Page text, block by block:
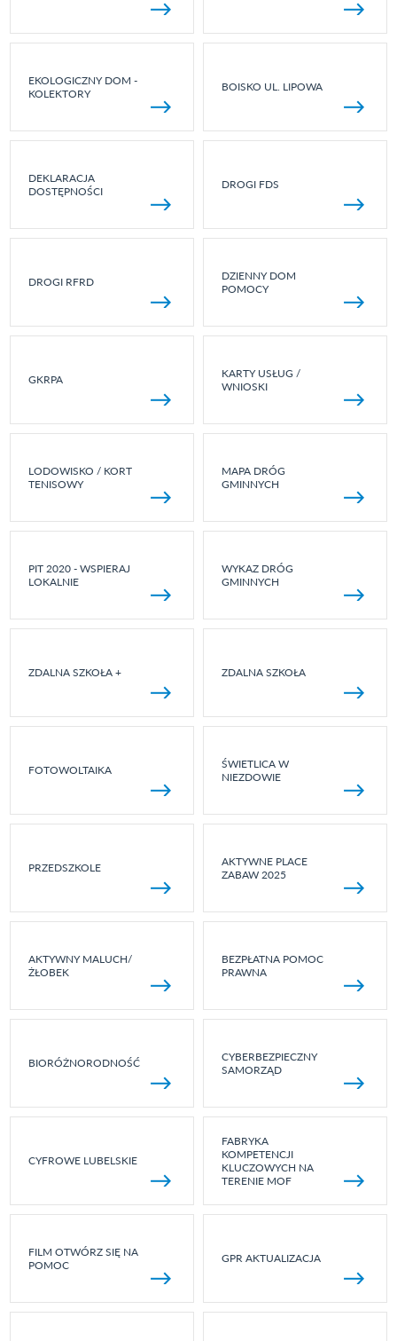
EKOLOGICZNY DOM -
KOLEKTORY
BOISKO UL. LIPOWA
DEKLARACJA
DOSTĘPNOŚCI
DROGI FDS
DROGI RFRD
DZIENNY DOM
POMOCY
GKRPA
KARTY USŁUG /
WNIOSKI
LODOWISKO / KORT
TENISOWY
MAPA DRÓG
GMINNYCH
PIT 2020 - WSPIERAJ
LOKALNIE
WYKAZ DRÓG
GMINNYCH
ZDALNA SZKOŁA + ZDALNA SZKOŁA
FOTOWOLTAIKA
ŚWIETLICA W
NIEZDOWIE
PRZEDSZKOLE
AKTYWNE PLACE
ZABAW 2025
AKTYWNY MALUCH/
ŻŁOBEK
BEZPŁATNA POMOC
PRAWNA
BIORÓŻNORODNOŚĆ
CYBERBEZPIECZNY
SAMORZĄD
CYFROWE LUBELSKIE
FABRYKA
KOMPETENCJI
KLUCZOWYCH NA
TERENIE MOF
FILM OTWÓRZ SIĘ NA
POMOC
GPR AKTUALIZACJA